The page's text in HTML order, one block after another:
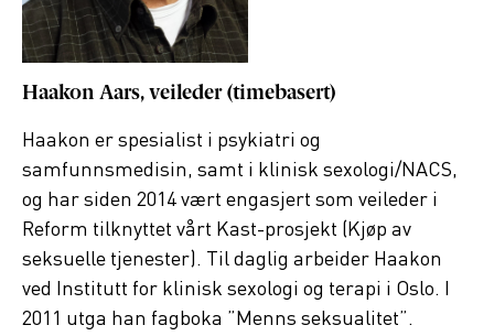
Haakon Aars, veileder (timebasert)
Haakon er spesialist i psykiatri og
samfunnsmedisin, samt i klinisk sexologi/NACS,
og har siden 2014 vært engasjert som veileder i
Reform tilknyttet vårt Kast-prosjekt (Kjøp av
seksuelle tjenester). Til daglig arbeider Haakon
ved Institutt for klinisk sexologi og terapi i Oslo. I
2011 utga han fagboka ”Menns seksualitet”.